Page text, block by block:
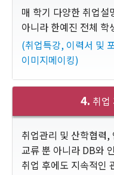
매 학기 다양한 취업
아니라 한예진 전체 학
(취업특강, 이력서 및
이미지메이킹)
4. 취업
취업관리 및 산학협력
교류 뿐 아니라 DB와
취업 후에도 지속적인